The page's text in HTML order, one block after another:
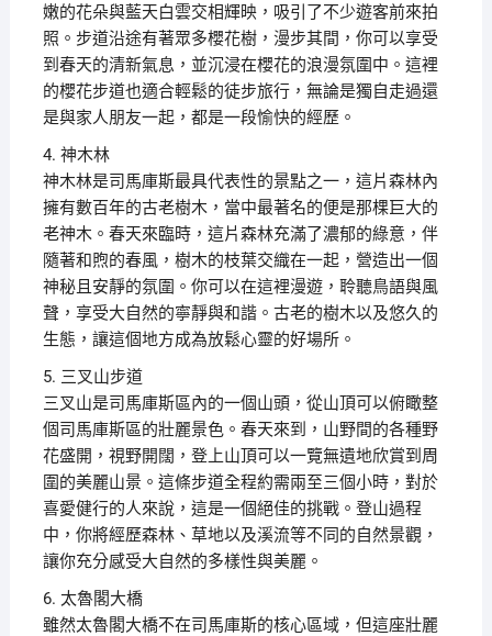
嫩的花朵與藍天白雲交相輝映，吸引了不少遊客前來拍
照。步道沿途有著眾多櫻花樹，漫步其間，你可以享受
到春天的清新氣息，並沉浸在櫻花的浪漫氛圍中。這裡
的櫻花步道也適合輕鬆的徒步旅行，無論是獨自走過還
是與家人朋友一起，都是一段愉快的經歷。
4. 神木林
神木林是司馬庫斯最具代表性的景點之一，這片森林內
擁有數百年的古老樹木，當中最著名的便是那棵巨大的
老神木。春天來臨時，這片森林充滿了濃郁的綠意，伴
隨著和煦的春風，樹木的枝葉交織在一起，營造出一個
神秘且安靜的氛圍。你可以在這裡漫遊，聆聽鳥語與風
聲，享受大自然的寧靜與和諧。古老的樹木以及悠久的
生態，讓這個地方成為放鬆心靈的好場所。
5. 三叉山步道
三叉山是司馬庫斯區內的一個山頭，從山頂可以俯瞰整
個司馬庫斯區的壯麗景色。春天來到，山野間的各種野
花盛開，視野開闊，登上山頂可以一覽無遺地欣賞到周
圍的美麗山景。這條步道全程約需兩至三個小時，對於
喜愛健行的人來說，這是一個絕佳的挑戰。登山過程
中，你將經歷森林、草地以及溪流等不同的自然景觀，
讓你充分感受大自然的多樣性與美麗。
6. 太魯閣大橋
雖然太魯閣大橋不在司馬庫斯的核心區域，但這座壯麗